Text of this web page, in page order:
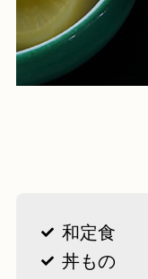
和定食
丼もの